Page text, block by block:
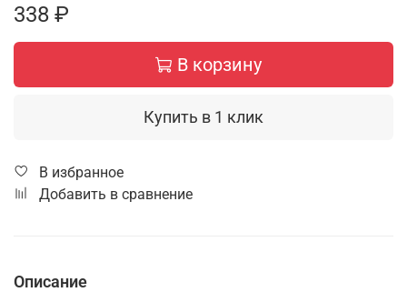
338 ₽
В корзину
Купить в 1 клик
В избранное
Добавить в сравнение
Описание